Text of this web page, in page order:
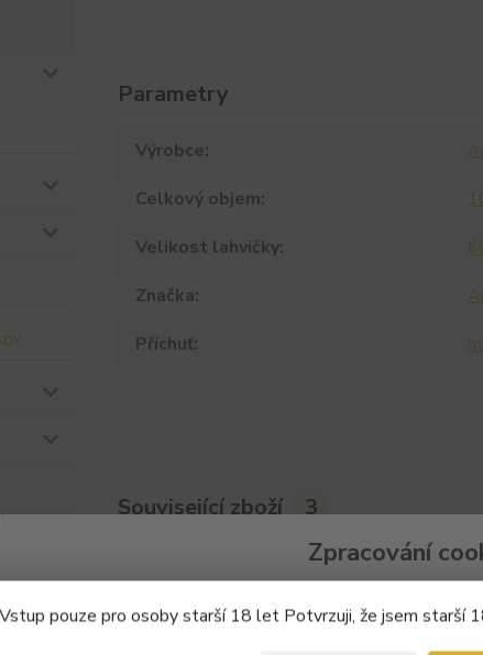
Vstup pouze pro osoby starší 18 let Potvrzuji, že jsem starší
Parametry
Výrobce
Celkový objem
Velikost lahvičky
Značka
Příchuť
Související zboží 3
Zpracování
týkající se Vašich